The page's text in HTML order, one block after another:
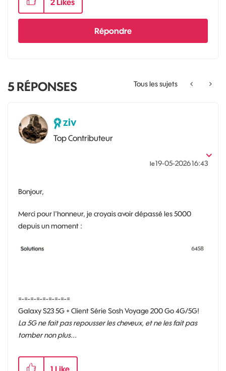
2 Likes
Répondre
Tous les sujets
5 RÉPONSES
ziv
Top Contributeur
le‎19-05-202616:43
Bonjour,
Merci pour l'honneur, je croyais avoir dépassé les 5000
depuis un moment :
=-=-=-=-=-=-=-=-=
Galaxy S23 5G + Client Série Sosh Voyage 200 Go 4G/5G!
La 5G ne fait pas repousser les cheveux, et ne les fait pas
tomber non plus...
1 Like